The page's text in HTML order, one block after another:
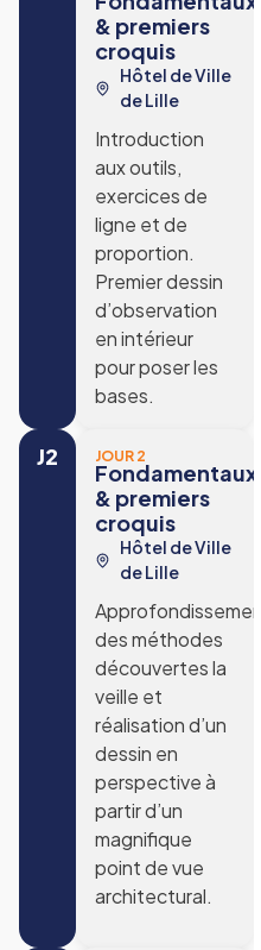
& premiers
croquis
Hôtel de Ville
de Lille
Introduction
aux outils,
exercices de
ligne et de
proportion.
Premier dessin
d’observation
en intérieur
pour poser les
bases.
J2 JOUR 2
Fondamentaux
& premiers
croquis
Hôtel de Ville
de Lille
Approfondissement
des méthodes
découvertes la
veille et
réalisation d’un
dessin en
perspective à
partir d’un
magnifique
point de vue
architectural.